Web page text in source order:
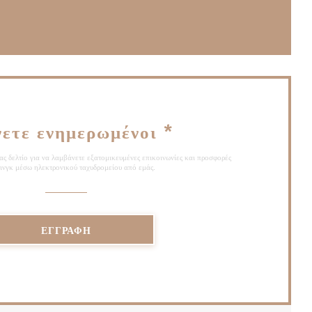
ενημερωμένοι *
δελτίο για να λαμβάνετε εξατομικευμένες επικοινωνίες και προσφορές
μέσω ηλεκτρονικού ταχυδρομείου από εμάς.
ΕΓΓΡΑΦΉ